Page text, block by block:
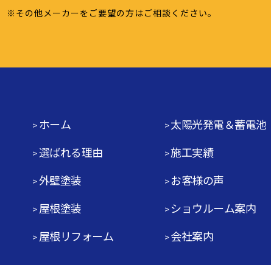
※その他メーカーをご要望の方はご相談ください。
ホーム
選ばれる理由
外壁塗装
屋根塗装
屋根リフォーム
太陽光発電＆蓄電池
施工実績
お客様の声
ショウルーム案内
会社案内